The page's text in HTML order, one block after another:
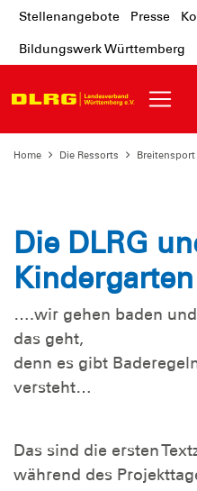
Stellenangebote Presse
Bildungswerk Württemberg
Home Die Ressorts Breitensport
Die DLRG
Kindergarten
….wir gehen baden
das geht,
denn es gibt
versteht…
Das sind die ersten
während des